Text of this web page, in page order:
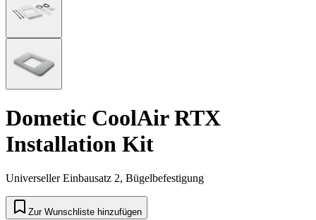
Dometic CoolAir RTX
Installation Kit
Universeller Einbausatz 2, Bügelbefestigung
Zur Wunschliste hinzufügen